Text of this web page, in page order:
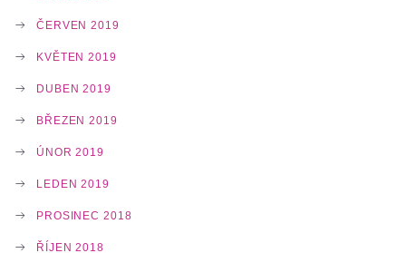
ČERVEN 2019
KVĚTEN 2019
DUBEN 2019
BŘEZEN 2019
ÚNOR 2019
LEDEN 2019
PROSINEC 2018
ŘÍJEN 2018